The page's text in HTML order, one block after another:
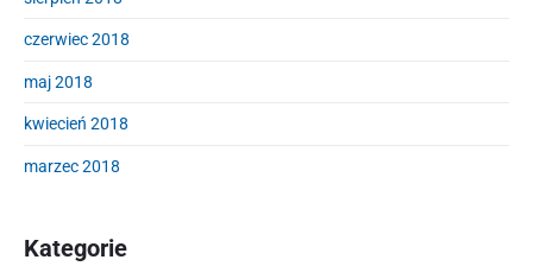
czerwiec 2018
maj 2018
kwiecień 2018
marzec 2018
Kategorie